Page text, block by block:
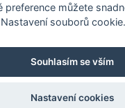
servis
preference můžete
souborů cookie.
Souhlasím se vším
Nastavení cookies